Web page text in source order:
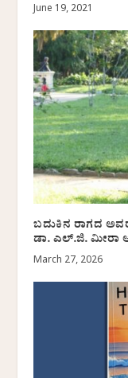
June 19, 2021
ಬದುಕಿನ ರಾಗದ
ಡಾ. ಎಲ್.ಜಿ. ಮೀರಾ
March 27, 2026